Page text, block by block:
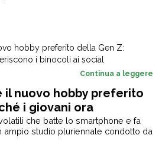
Continua a leggere
il nuovo hobby preferito
i giovani ora
ai social
che batte lo smartphone e fa
ampio studio pluriennale condotto da